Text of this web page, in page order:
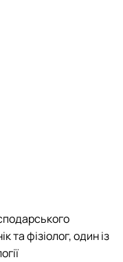
та фізіолог, один із